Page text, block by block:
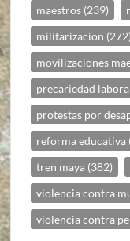
maestros (239)
militarizacion (272)
movilizaciones
precariedad
protestas por
reforma educativa
tren maya (382)
violencia contra
violencia contra